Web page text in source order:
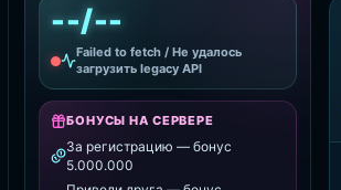
--/--
Failed to fetch / Не удалось
загрузить legacy API
БОНУСЫ НА СЕРВЕРЕ
За регистрацию — бонус
5.000.000